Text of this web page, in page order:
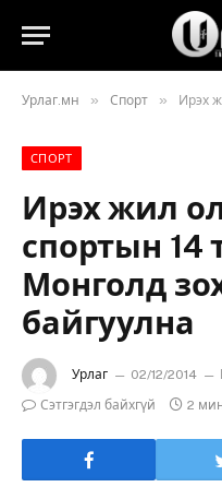
Урлаг.мн » Спорт » Ирэх жил
СПОРТ
Ирэх жил
спортын 14
Монголд
байгуулна
Урлаг 02/12/2014
Сэтгэгдэл байхгүй
2